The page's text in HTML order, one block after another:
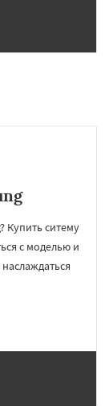
Купить ситему
с моделью и